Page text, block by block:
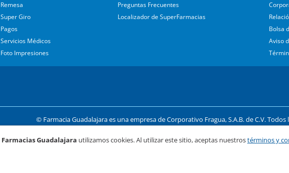
Remesa
Super Giro
Pagos
Servicios Médicos
Foto Impresiones
Preguntas Frecuentes
Localizador de SuperFarmacias
Bolsa
Aviso
© Farmacia Guadalajara es una empresa de Corporativo Fragua, S.A.B. de C.V.
Av. de las Américas #1254 - Int. UP6, P2 Col. Country Club, Guadalajara,
Farmacias Guadalajara utilizamos cookies. Al utilizar este sitio, aceptas nuestrostérminos y